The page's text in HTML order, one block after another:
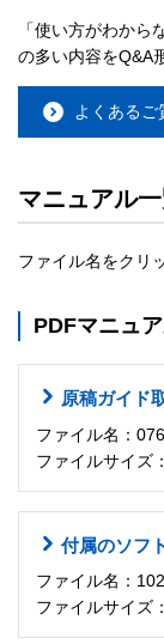
「使い方がわか
の多い内容をQ&A
よくあるご
マニュアル
ファイル名をクリ
PDFマニュ
原稿ガイド
ファイル名：
ファイルサイズ
付属のソフ
ファイル名：
ファイルサイズ